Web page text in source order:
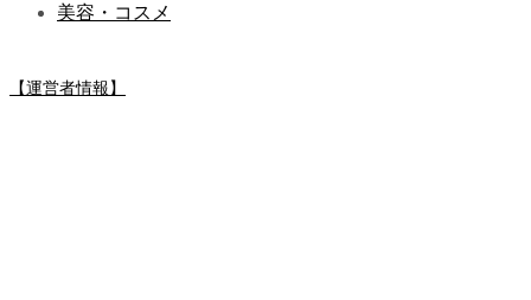
美容・コスメ
【運営者情報】